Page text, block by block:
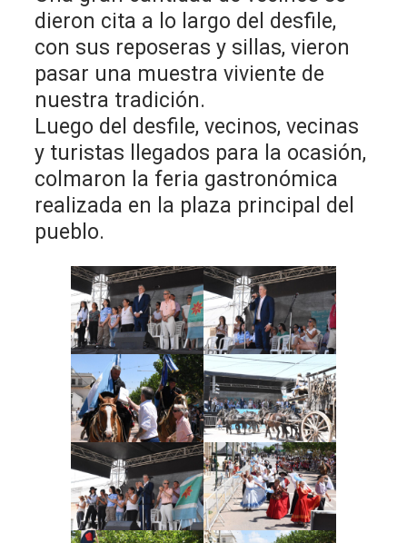
dieron cita a lo largo del desfile,
con sus reposeras y sillas, vieron
pasar una muestra viviente de
nuestra tradición.
Luego del desfile, vecinos, vecinas
y turistas llegados para la ocasión,
colmaron la feria gastronómica
realizada en la plaza principal del
pueblo.